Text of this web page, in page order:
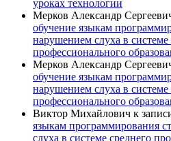
уроках технологии
Мерков Александр
обучение языкам
нарушением слуха в системе
профессионального
Мерков Александр
обучение языкам
нарушением слуха в системе
профессионального
Виктор Михайлович к
языкам программирования
слуха в системе среднего